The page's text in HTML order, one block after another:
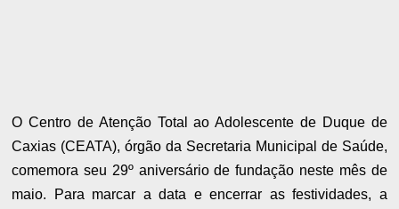
O Centro de Atenção Total ao Adolescente de Duque de
Caxias (CEATA), órgão da Secretaria Municipal de Saúde,
comemora seu 29º aniversário de fundação neste mês de
maio. Para marcar a data e encerrar as festividades, a